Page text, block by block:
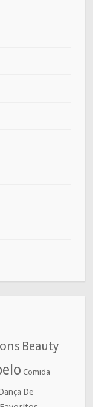
Beauty
Comida
De